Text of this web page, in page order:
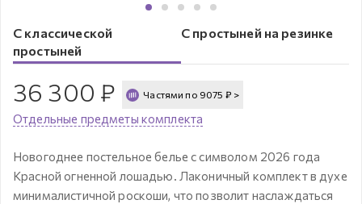
С классической
простыней
С простыней на резинке
36 300 ₽ Частями по 9075 ₽ >
Отдельные предметы комплекта
Новогоднее постельное белье с символом 2026 года
Красной огненной лошадью. Лаконичный комплект в духе
минималистичной роскоши, что позволит наслаждаться